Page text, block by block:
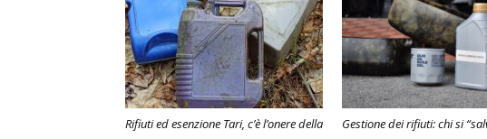
Rifiuti ed esenzione Tari, c’è l’onere della
Gestione dei rifiuti: chi si